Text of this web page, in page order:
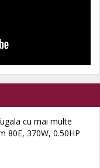
cu mai multe
80E, 370W, 0.50HP